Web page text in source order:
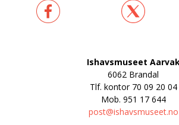
Ishavsmuseet
6062 Brandal
Tlf. kontor 70 09 20 04
Mob. 951 17 644
post@ishavsmuseet.no